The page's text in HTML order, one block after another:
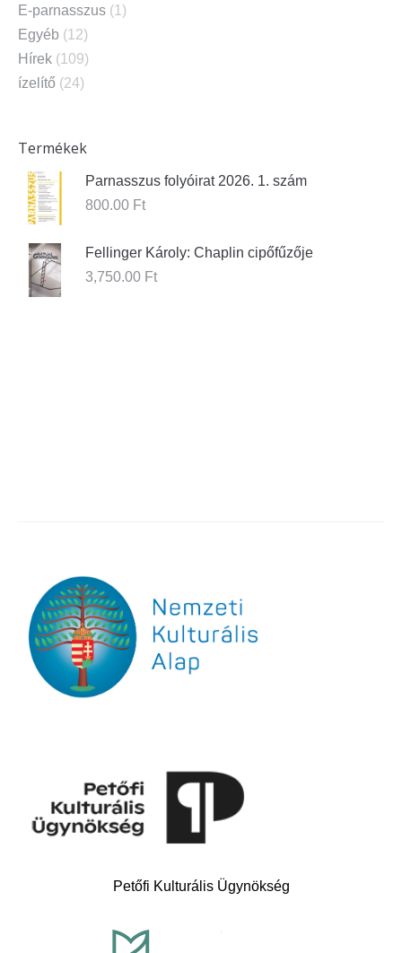
E-parnasszus (1)
Egyéb (12)
Hírek (109)
ízelítő (24)
Termékek
Parnasszus folyóirat 2026. 1. szám
800.00 Ft
Fellinger Károly: Chaplin cipőfűzője
3,750.00 Ft
Petőfi Kulturális Ügynökség